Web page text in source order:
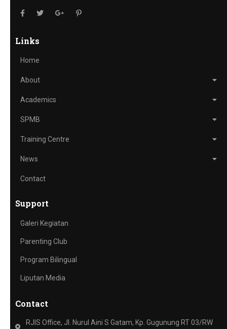
Links
Home
About
Academics
SPMB
Training Centre
News
Contact
Support
Galeri Kegiatan
Parenting Club
Program Bilingual
Liputan Media
Contact
RJIS Office, Jl. Nurul Aini S Gatam, Kp. Gugunung RT 03/RW